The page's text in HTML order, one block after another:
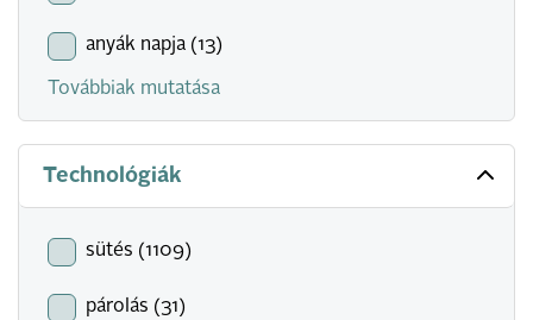
anyák napja (13)
Továbbiak mutatása
Technológiák
sütés (1109)
párolás (31)